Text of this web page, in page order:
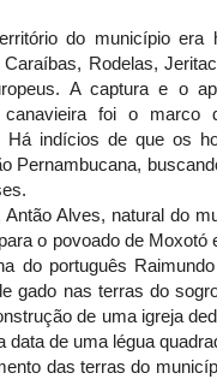
do município era
Caraíbas, Rodelas,
A captura e o
canavieira foi o marco
Há indícios de que os
Pernambucana,
Antão Alves, natural do
o povoado de
do português
gado nas terras do
de uma igreja
data de uma légua
das terras do